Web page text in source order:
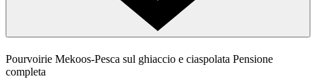
Pourvoirie Mekoos-Pesca sul ghiaccio e ciaspolata Pensione
completa